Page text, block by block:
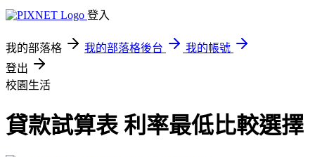
登入
我的部落格 我的部落格後台
我的帳號
登出
校園生活
貸款試算表 利率最低比較選擇